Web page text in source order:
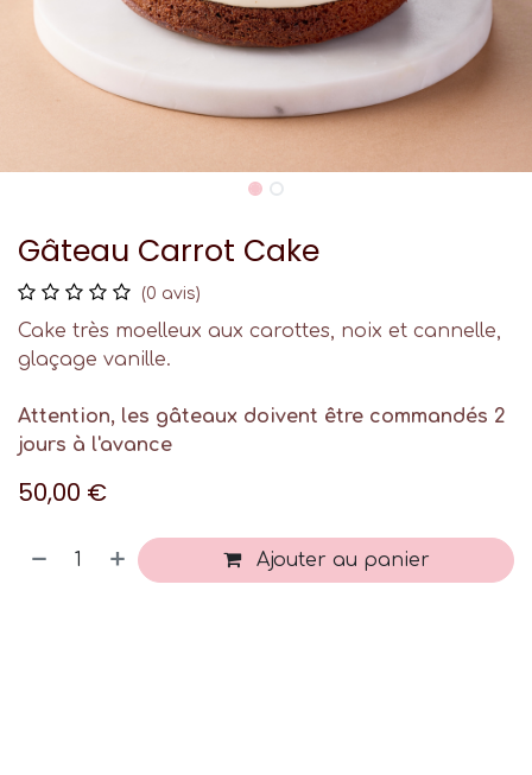
Gâteau Carrot Cake
(0 avis)
Cake très moelleux aux carottes, noix et cannelle,
glaçage vanille.
Attention, les gâteaux doivent être commandés 2
jours à l'avance
50,00 €
Ajouter au panier